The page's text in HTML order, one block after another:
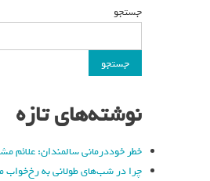
جستجو
جستجو
نوشته‌های تازه
خطر خوددرمانی سالمندان: علائم
چرا در شب‌های طولانی به رخ‌خواب